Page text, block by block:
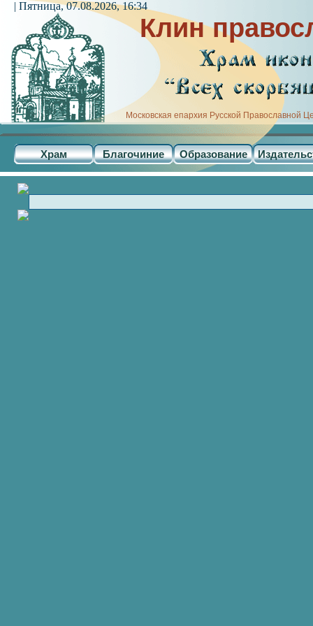
Клин
Московская епархия Русской Православной
Храм Благочиние Образование
| Пятница, 07.08.2026, 16:34